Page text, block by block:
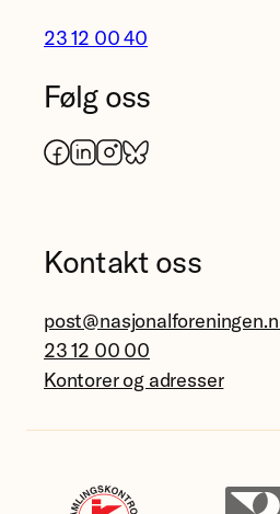
23 12 00 40
Følg oss
Facebook
LinkedIn
Instagram
Bluesky
Kontakt oss
23 12 00 00
Kontorer og adresser